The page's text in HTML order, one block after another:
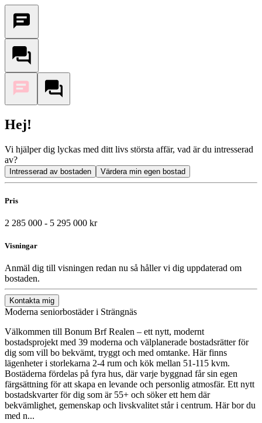
Hej!
Vi hjälper dig lyckas med ditt livs största affär, vad är du intresserad
av?
Intresserad av bostaden Värdera min egen bostad
Pris
2 285 000 - 5 295 000 kr
Visningar
Anmäl dig till visningen redan nu så håller vi dig uppdaterad om
bostaden.
Kontakta mig
Moderna seniorbostäder i Strängnäs
Välkommen till Bonum Brf Realen – ett nytt, modernt
bostadsprojekt med 39 moderna och välplanerade bostadsrätter för
dig som vill bo bekvämt, tryggt och med omtanke. Här finns
lägenheter i storlekarna 2-4 rum och kök mellan 51-115 kvm.
Bostäderna fördelas på fyra hus, där varje byggnad får sin egen
färgsättning för att skapa en levande och personlig atmosfär. Ett nytt
bostadskvarter för dig som är 55+ och söker ett hem där
bekvämlighet, gemenskap och livskvalitet står i centrum. Här bor du
med n...